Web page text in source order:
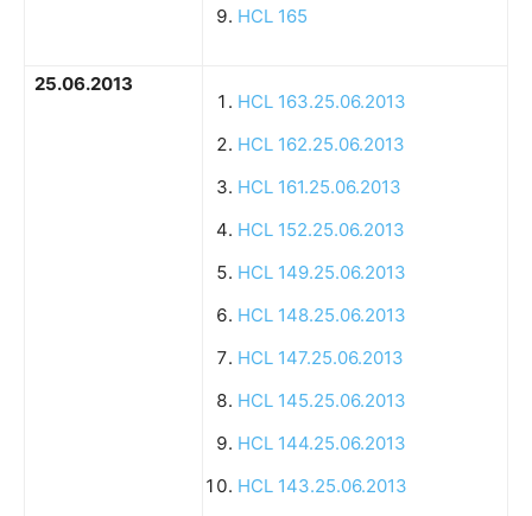
HCL 165
25.06.2013
HCL 163.25.06.2013
HCL 162.25.06.2013
HCL 161.25.06.2013
HCL 152.25.06.2013
HCL 149.25.06.2013
HCL 148.25.06.2013
HCL 147.25.06.2013
HCL 145.25.06.2013
HCL 144.25.06.2013
HCL 143.25.06.2013